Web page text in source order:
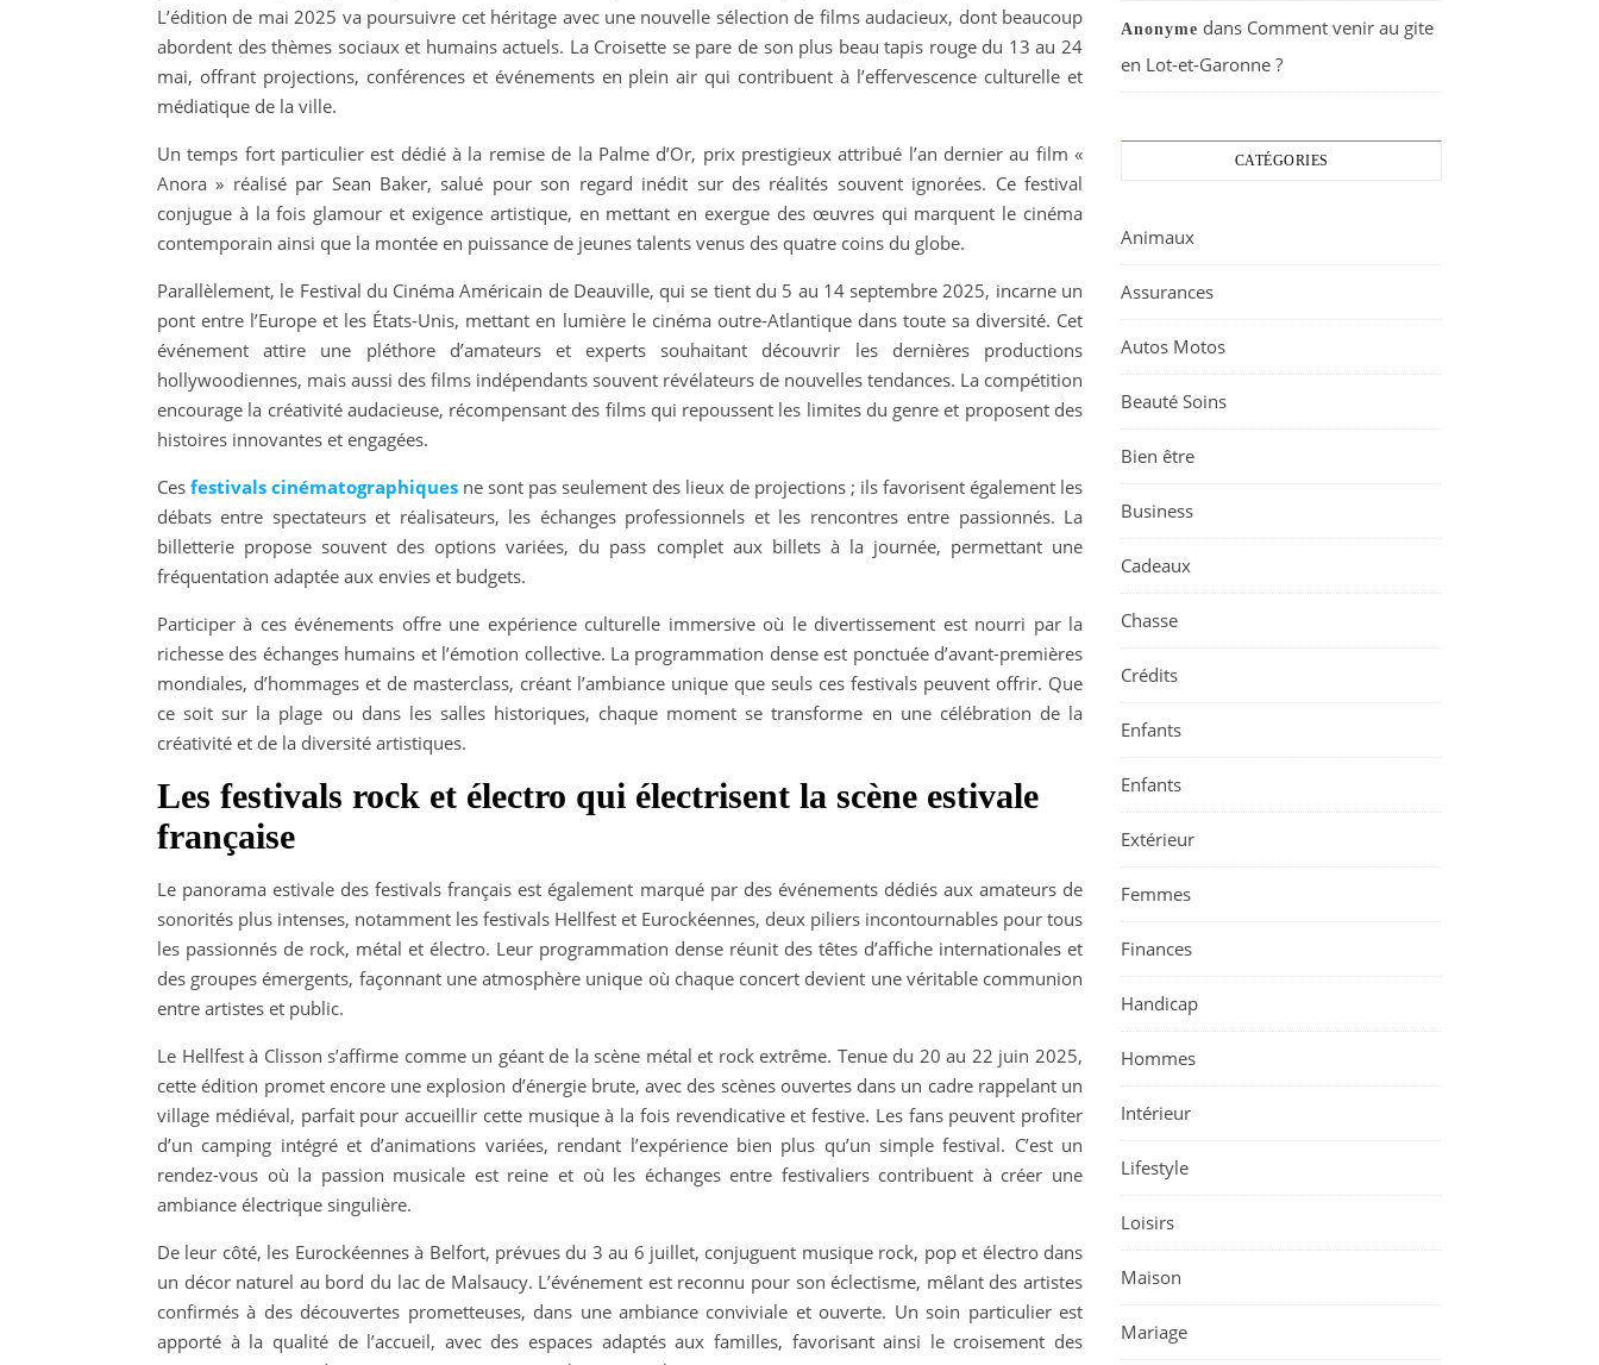
L’édition de mai 2025 va poursuivre cet héritage avec une nouvelle sélection de films audacieux, dont beaucoup
abordent des thèmes sociaux et humains actuels. La Croisette se pare de son plus beau tapis rouge du 13 au 24
mai, offrant projections, conférences et événements en plein air qui contribuent à l’effervescence culturelle et
médiatique de la ville.
Un temps fort particulier est dédié à la remise de la Palme d’Or, prix prestigieux attribué l’an dernier au film «
Anora » réalisé par Sean Baker, salué pour son regard inédit sur des réalités souvent ignorées. Ce festival
conjugue à la fois glamour et exigence artistique, en mettant en exergue des œuvres qui marquent le cinéma
contemporain ainsi que la montée en puissance de jeunes talents venus des quatre coins du globe.
Parallèlement, le Festival du Cinéma Américain de Deauville, qui se tient du 5 au 14 septembre 2025, incarne un
pont entre l’Europe et les États-Unis, mettant en lumière le cinéma outre-Atlantique dans toute sa diversité. Cet
événement attire une pléthore d’amateurs et experts souhaitant découvrir les dernières productions
hollywoodiennes, mais aussi des films indépendants souvent révélateurs de nouvelles tendances. La compétition
encourage la créativité audacieuse, récompensant des films qui repoussent les limites du genre et proposent des
histoires innovantes et engagées.
Ces festivals cinématographiques ne sont pas seulement des lieux de projections ; ils favorisent également les
débats entre spectateurs et réalisateurs, les échanges professionnels et les rencontres entre passionnés. La
billetterie propose souvent des options variées, du pass complet aux billets à la journée, permettant une
fréquentation adaptée aux envies et budgets.
Participer à ces événements offre une expérience culturelle immersive où le divertissement est nourri par la
richesse des échanges humains et l’émotion collective. La programmation dense est ponctuée d’avant-premières
mondiales, d’hommages et de masterclass, créant l’ambiance unique que seuls ces festivals peuvent offrir. Que
ce soit sur la plage ou dans les salles historiques, chaque moment se transforme en une célébration de la
créativité et de la diversité artistiques.
Les festivals rock et électro qui électrisent la scène estivale
française
Le panorama estivale des festivals français est également marqué par des événements dédiés aux amateurs de
sonorités plus intenses, notamment les festivals Hellfest et Eurockéennes, deux piliers incontournables pour tous
les passionnés de rock, métal et électro. Leur programmation dense réunit des têtes d’affiche internationales et
des groupes émergents, façonnant une atmosphère unique où chaque concert devient une véritable communion
entre artistes et public.
Le Hellfest à Clisson s’affirme comme un géant de la scène métal et rock extrême. Tenue du 20 au 22 juin 2025,
cette édition promet encore une explosion d’énergie brute, avec des scènes ouvertes dans un cadre rappelant un
village médiéval, parfait pour accueillir cette musique à la fois revendicative et festive. Les fans peuvent profiter
d’un camping intégré et d’animations variées, rendant l’expérience bien plus qu’un simple festival. C’est un
rendez-vous où la passion musicale est reine et où les échanges entre festivaliers contribuent à créer une
ambiance électrique singulière.
De leur côté, les Eurockéennes à Belfort, prévues du 3 au 6 juillet, conjuguent musique rock, pop et électro dans
un décor naturel au bord du lac de Malsaucy. L’événement est reconnu pour son éclectisme, mêlant des artistes
confirmés à des découvertes prometteuses, dans une ambiance conviviale et ouverte. Un soin particulier est
apporté à la qualité de l’accueil, avec des espaces adaptés aux familles, favorisant ainsi le croisement des
Anonyme dans Comment venir au gite
en Lot-et-Garonne ?
CATÉGORIES
Animaux
Assurances
Autos Motos
Beauté Soins
Bien être
Business
Cadeaux
Chasse
Crédits
Enfants
Enfants
Extérieur
Femmes
Finances
Handicap
Hommes
Intérieur
Lifestyle
Loisirs
Maison
Mariage